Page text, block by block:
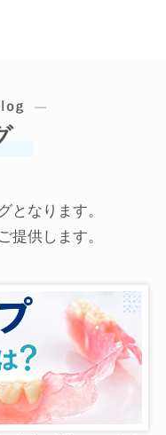
となります。
提供します。